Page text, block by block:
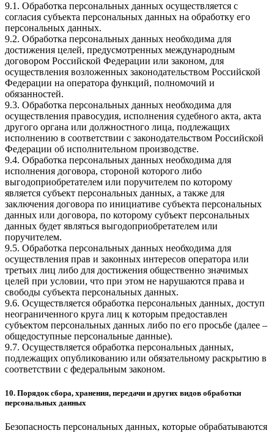
9.1. Обработка персональных данных осуществляется с
согласия субъекта персональных данных на обработку его
персональных данных.
9.2. Обработка персональных данных необходима для
достижения целей, предусмотренных международным
договором Российской Федерации или законом, для
осуществления возложенных законодательством Российской
Федерации на оператора функций, полномочий и
обязанностей.
9.3. Обработка персональных данных необходима для
осуществления правосудия, исполнения судебного акта, акта
другого органа или должностного лица, подлежащих
исполнению в соответствии с законодательством Российской
Федерации об исполнительном производстве.
9.4. Обработка персональных данных необходима для
исполнения договора, стороной которого либо
выгодоприобретателем или поручителем по которому
является субъект персональных данных, а также для
заключения договора по инициативе субъекта персональных
данных или договора, по которому субъект персональных
данных будет являться выгодоприобретателем или
поручителем.
9.5. Обработка персональных данных необходима для
осуществления прав и законных интересов оператора или
третьих лиц либо для достижения общественно значимых
целей при условии, что при этом не нарушаются права и
свободы субъекта персональных данных.
9.6. Осуществляется обработка персональных данных, доступ
неограниченного круга лиц к которым предоставлен
субъектом персональных данных либо по его просьбе (далее –
общедоступные персональные данные).
9.7. Осуществляется обработка персональных данных,
подлежащих опубликованию или обязательному раскрытию в
соответствии с федеральным законом.
10. Порядок сбора, хранения, передачи и других видов обработки
персональных данных
Безопасность персональных данных, которые обрабатываются